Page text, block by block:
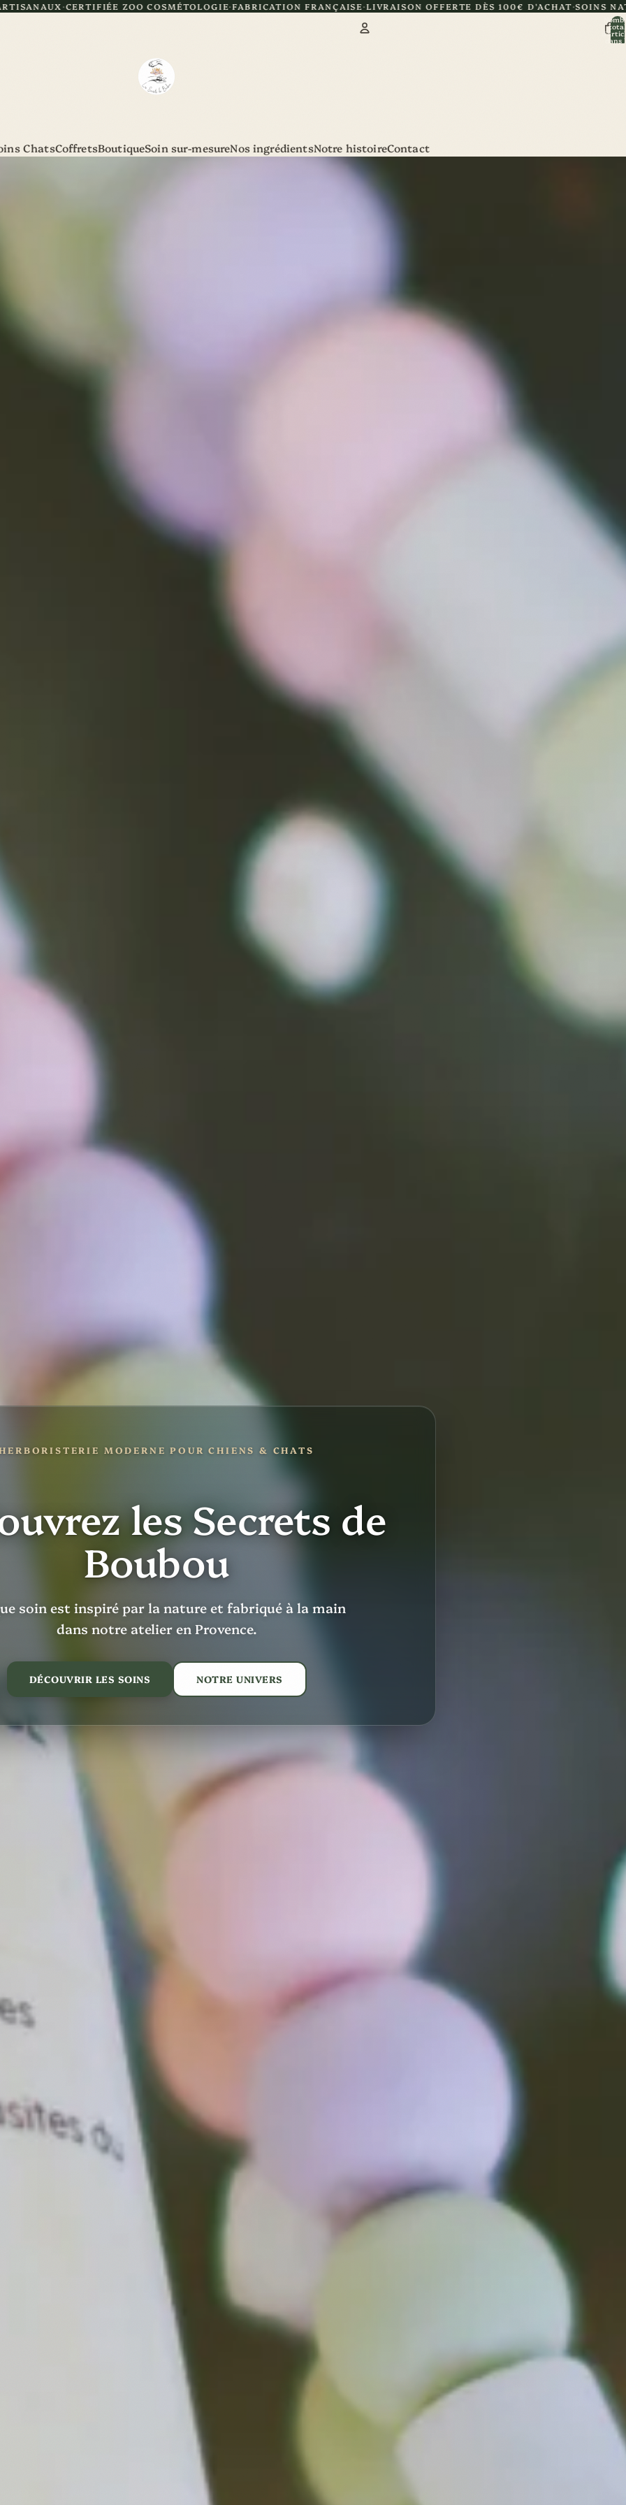
ZOO COSMÉTOLOGIE FABRICATION FRANÇAISE LIVRAISON OFFERTE DÈS 100€ D'ACHAT SOINS NATURELS ET
total
dans
ChatsCoffretsBoutiqueSoin sur-mesureNos ingrédientsNotre histoireContact
MODERNE POUR CHIENS & CHATS
les Secrets de
Boubou
soin est inspiré par la nature et fabriqué à la main
dans notre atelier en Provence.
DÉCOUVRIR LES SOINS NOTRE UNIVERS